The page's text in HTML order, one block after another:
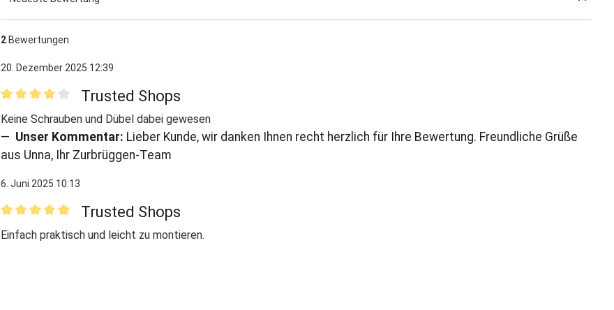
2 Bewertungen
20. Dezember 2025 12:39
Bewertung mit 4 von 5 Sternen
Trusted Shops
Keine Schrauben und Dübel dabei gewesen
Unser Kommentar: Lieber Kunde, wir danken Ihnen recht herzlich für Ihre Bewertung. Freundliche Grüße
aus Unna, Ihr Zurbrüggen-Team
6. Juni 2025 10:13
Bewertung mit 5 von 5 Sternen
Trusted Shops
Einfach praktisch und leicht zu montieren.